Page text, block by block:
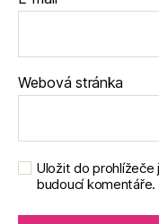
Webová stránka
Uložit do
budoucí komentáře.